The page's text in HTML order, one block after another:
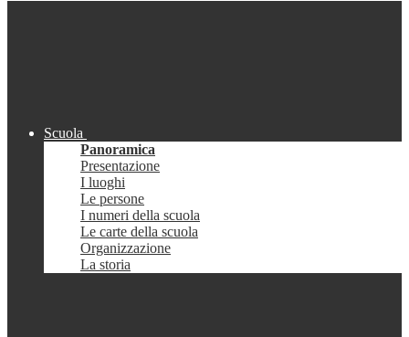
Scuola
Panoramica
Presentazione
I luoghi
Le persone
I numeri della scuola
Le carte della scuola
Organizzazione
La storia